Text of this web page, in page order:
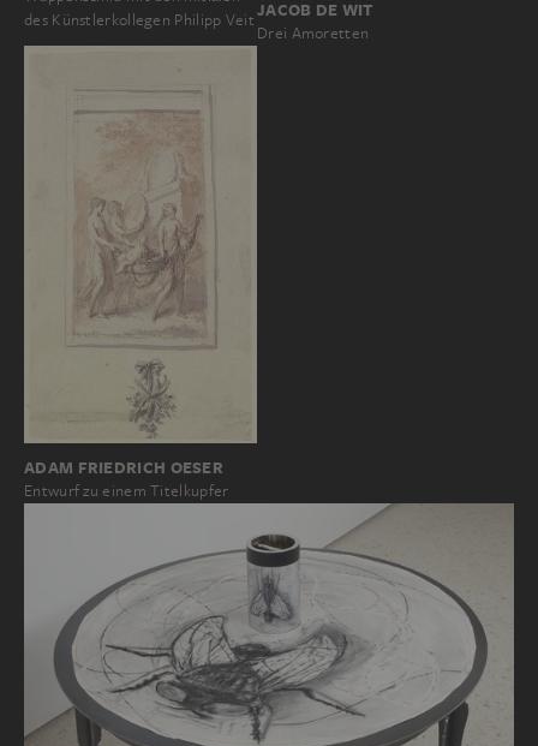
des Künstlerkollegen Philipp VeitJACOB DE WIT
Drei Amoretten
ADAM FRIEDRICH OESER
Entwurf zu einem Titelkupfer